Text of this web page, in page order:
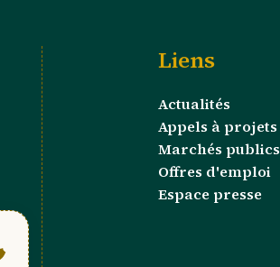
Liens
Actualités
Appels à projets
Marchés publics
Offres d'emploi
Espace presse